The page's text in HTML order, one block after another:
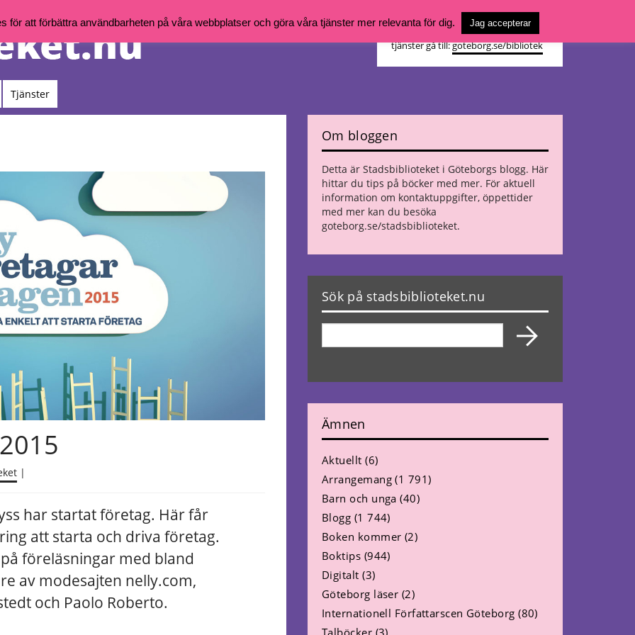
Tjänster
Vill du söka böcker, logga in på ditt
bibliotekskonto eller nå övriga
tjänster gå till:goteborg.se/bibliotek
|
har startat företag. Här får
att starta och driva företag.
föreläsningar med bland
av modesajten nelly.com,
och Paolo Roberto.
Om bloggen
Detta är Stadsbiblioteket i Göteborgs blogg. Här
hittar du tips på böcker med mer. För aktuell
information om kontaktuppgifter, öppettider
med mer kan du besöka
goteborg.se/stadsbiblioteket.
Sök på stadsbiblioteket.nu
Ämnen
Aktuellt (6)
Arrangemang(1 791)
Barn och unga (40)
Blogg (1 744)
Boken kommer (2)
Boktips (944)
Digitalt (3)
Göteborg läser (2)
Internationell Författarscen Göteborg (80)
Talböcker (3)
att förbättra användbarheten på våra webbplatser och göra våra tjänster mer relevanta för dig. Jag accepterar